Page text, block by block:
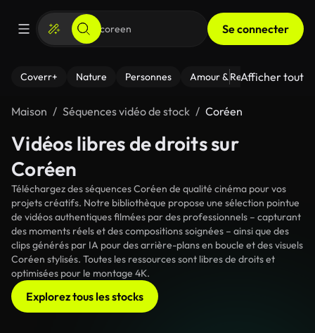
Se connecter
Coverr+ Nature Personnes Amour & Relations Le
Afficher tout
Maison Séquences vidéo de stock Coréen
Vidéos libres de droits sur
Coréen
Téléchargez des séquences Coréen de qualité cinéma pour vos
projets créatifs. Notre bibliothèque propose une sélection pointue
de vidéos authentiques filmées par des professionnels – capturant
des moments réels et des compositions soignées – ainsi que des
clips générés par IA pour des arrière-plans en boucle et des visuels
Coréen stylisés. Toutes les ressources sont libres de droits et
optimisées pour le montage 4K.
Explorez tous les stocks